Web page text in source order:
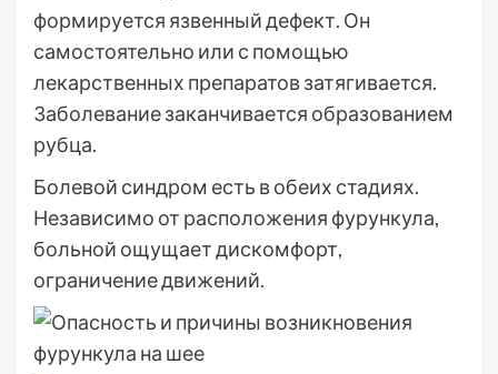
формируется язвенный дефект. Он
самостоятельно или с помощью
лекарственных препаратов затягивается.
Заболевание заканчивается образованием
рубца.
Болевой синдром есть в обеих стадиях.
Независимо от расположения фурункула,
больной ощущает дискомфорт,
ограничение движений.